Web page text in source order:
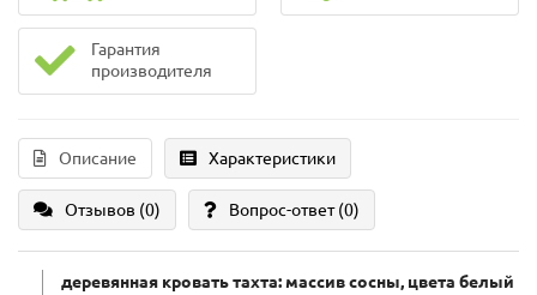
Гарантия
производителя
Описание Характеристики
Отзывов (0) Вопрос-ответ(0)
деревянная кровать тахта: массив сосны, цвета белый